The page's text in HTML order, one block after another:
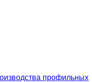
профильных